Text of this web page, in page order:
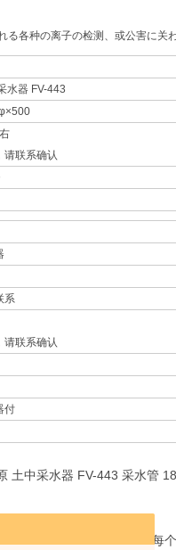
各种の离子の检测、或公害に关
水器 FV-443
请联系确认
系
请联系确认
付
土中采水器 FV-443 采水管
测量长途孩子在土壤中，每